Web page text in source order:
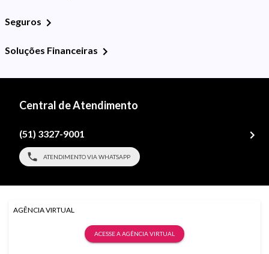
Seguros
Soluções Financeiras
Central de Atendimento
(51) 3327-9001
ATENDIMENTO VIA WHATSAPP
AGÊNCIA VIRTUAL
ACESSE A AGÊNCIA VIRTUAL